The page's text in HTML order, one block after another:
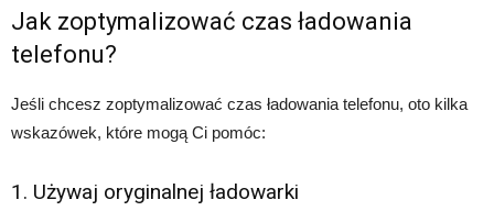
Jak zoptymalizować czas ładowania
telefonu?
Jeśli chcesz zoptymalizować czas ładowania telefonu, oto kilka
wskazówek, które mogą Ci pomóc:
1. Używaj oryginalnej ładowarki